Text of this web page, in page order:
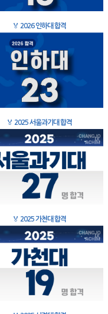
🏅 2026 인하대 합격
🏅 2025 서울과기대 합격
🏅 2025 가천대 합격